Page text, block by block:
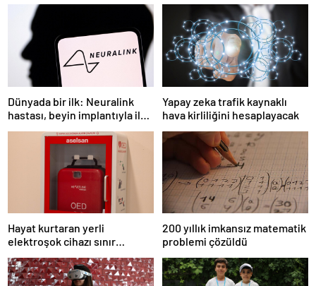
Dünyada bir ilk: Neuralink
hastası, beyin implantıyla ilk
hazırladı
Yapay zeka trafik kaynaklı
hava kirliliğini hesaplayacak
Hayat kurtaran yerli
elektroşok cihazı sınır
kapısında da görevde
200 yıllık imkansız matematik
problemi çözüldü